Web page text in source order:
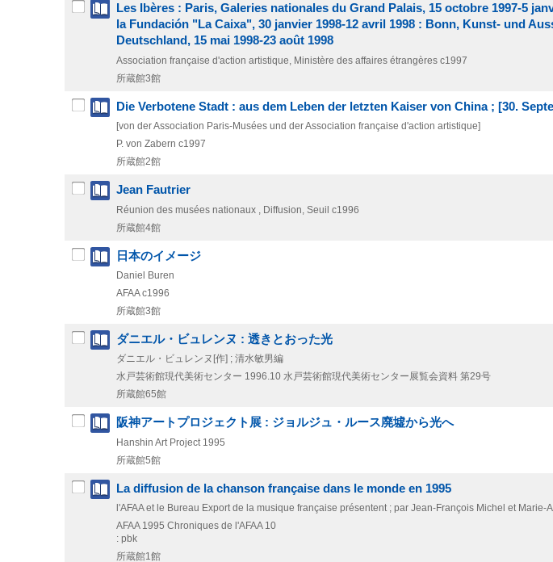
Les Ibères : Paris, Galeries nationales du Grand Palais, 15 octobre 1997-5
la Fundación "La Caixa", 30 janvier 1998-12 avril 1998 : Bonn, Kunst- und
Deutschland, 15 mai 1998-23 août 1998
Association française d'action artistique, Ministère des affaires étrangères c1997
所蔵館3館
Die Verbotene Stadt : aus dem Leben der letzten Kaiser von China ; [30.
[von der Association Paris-Musées und der Association française d'action artistique]
P. von Zabern c1997
所蔵館2館
Jean Fautrier
Réunion des musées nationaux , Diffusion, Seuil c1996
所蔵館4館
日本のイメージ
Daniel Buren
AFAA c1996
所蔵館3館
ダニエル・ビュレンヌ : 透きとおった光
ダニエル・ビュレンヌ[作] ; 清水敏男編
水戸芸術館現代美術センター 1996.10 水戸芸術館現代美術センター展覧会資料 第29号
所蔵館65館
阪神アートプロジェクト展 : ジョルジュ・ルース廃墟から光へ
Hanshin Art Project 1995
所蔵館5館
La diffusion de la chanson française dans le monde en 1995
l'AFAA et le Bureau Export de la musique française présentent ; par Jean-François Michel et Marie-
AFAA 1995 Chroniques de l'AFAA 10
: pbk
所蔵館1館